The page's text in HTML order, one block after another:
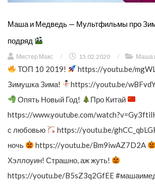
Маша и Медведь — Мультфильмы про
подряд
Мистер Макс / 15.02.2020 / Маша
ТОП 10 2019!
https://youtu.be/
Зимушка Зима!
https://youtu.be/
Опять Новый Год!
Про Китай
https://www.youtube.com/
с любовью
https://youtu.be/
ночь
https://youtu.be/Bm9iwAZ7D2A
Хэллоуин! Страшно, аж жуть!
https://youtu.be/B5sZ3q2GfEE